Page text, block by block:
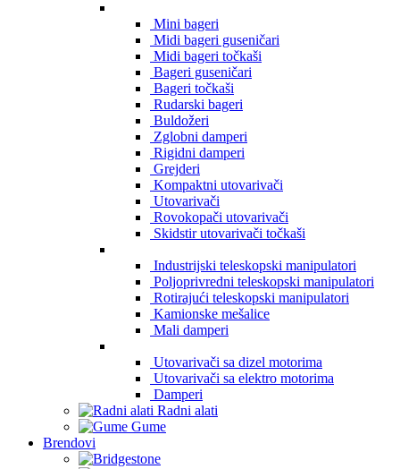
Mini bageri
Midi bageri guseničari
Midi bageri točkaši
Bageri guseničari
Bageri točkaši
Rudarski bageri
Buldožeri
Zglobni damperi
Rigidni damperi
Grejderi
Kompaktni utovarivači
Utovarivači
Rovokopači utovarivači
Skidstir utovarivači točkaši
Industrijski teleskopski manipulatori
Poljoprivredni teleskopski manipulatori
Rotirajući teleskopski manipulatori
Kamionske mešalice
Mali damperi
Utovarivači sa dizel motorima
Utovarivači sa elektro motorima
Damperi
Radni alati
Gume
Brendovi